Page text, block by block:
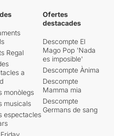
Regal
a
monòlegs
musicals
espectacles
Ofertes
destacades
Descompte El
Mago Pop 'Nada
es imposible'
Descompte Ànima
Descompte
Mamma mia
Descompte
Germans de sang